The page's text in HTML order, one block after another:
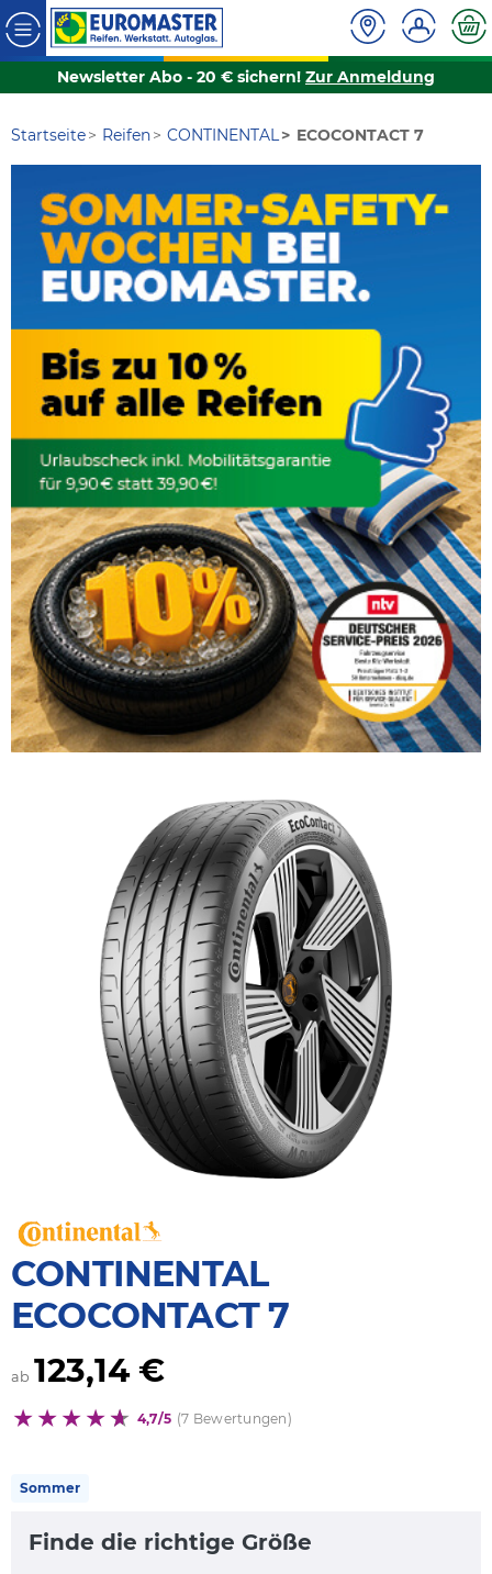
Newsletter Abo - 20 € sichern! Zur Anmeldung
Startseite Reifen CONTINENTAL ECOCONTACT 7
CONTINENTAL
ECOCONTACT 7
ab 123,14 €
4,7/5 (7 Bewertungen)
Sommer
Finde die richtige Größe